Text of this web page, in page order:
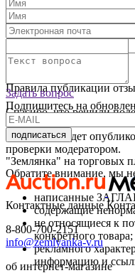
Текст отзыва:
Правила публикации
Спасибо, что решили
Ваш отзыв будет
проверки модератором.
Обратите внимание, мы
написанные
содержащие
не относящиеся к
конкретного товара;
рекламного
информацию и
Задать вопрос
Подпишитесь на
подписаться
"Землянка" на торговых
Контактные данные
8-800-700-2151
info@zemlyanka-v.ru
об интернет-магазине